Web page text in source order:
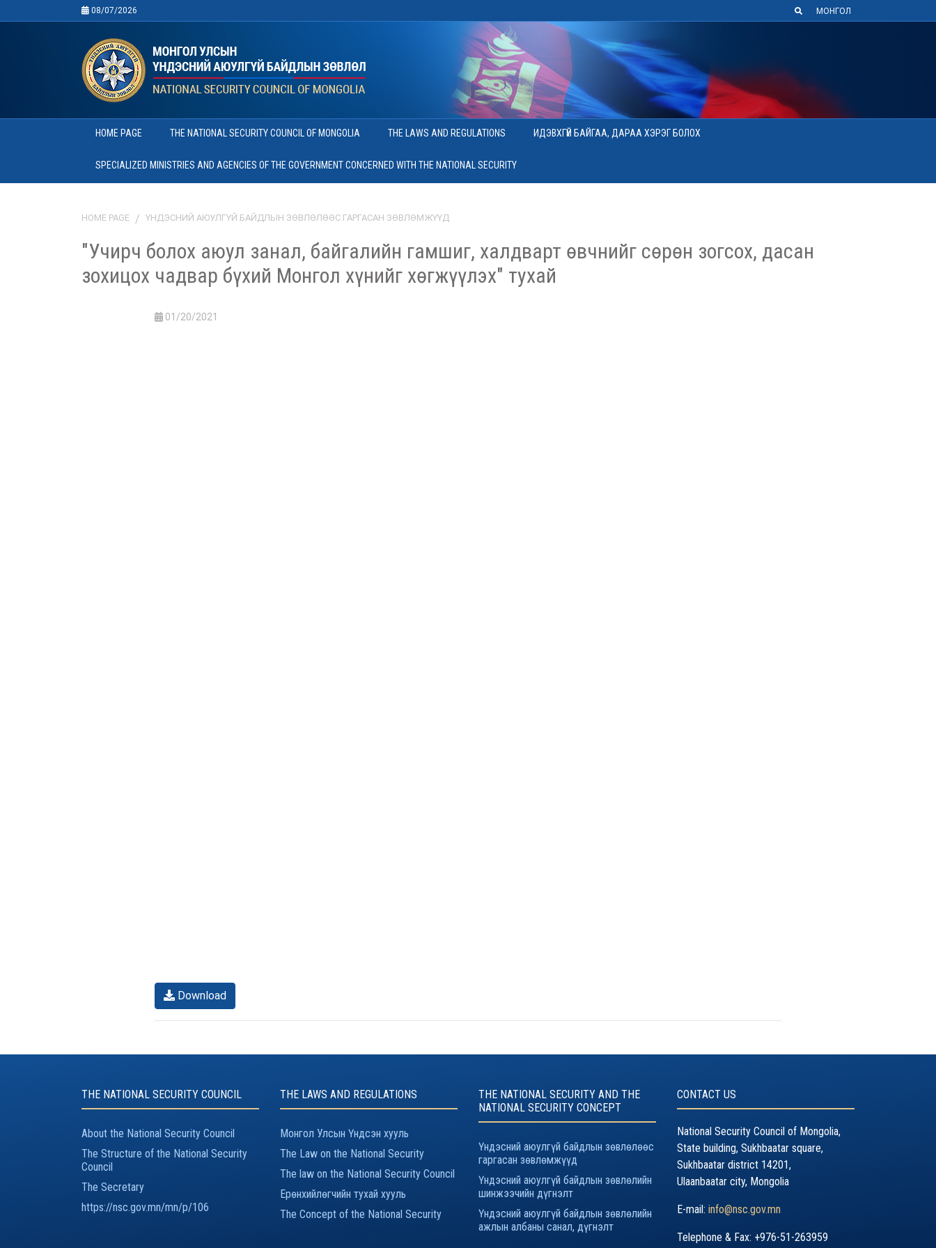
08/07/2026 МОНГОЛ
HOME PAGE THE NATIONAL SECURITY COUNCIL OF MONGOLIA THE LAWS AND REGULATIONS ИДЭВХГҮЙ БАЙГАА, ДАРАА ХЭРЭГ БОЛОХ
SPECIALIZED MINISTRIES AND AGENCIES OF THE GOVERNMENT CONCERNED WITH THE NATIONAL SECURITY
HOME PAGE ҮНДЭСНИЙ АЮУЛГҮЙ БАЙДЛЫН ЗӨВЛӨЛӨӨС ГАРГАСАН ЗӨВЛӨМЖҮҮД
"Учирч болох аюул занал, байгалийн гамшиг, халдварт өвчнийг сөрөн зогсох, дасан
зохицох чадвар бүхий Монгол хүнийг хөгжүүлэх" тухай
01/20/2021
Download
THE NATIONAL SECURITY COUNCIL
About the National Security Council
The Structure of the National Security
Council
The Secretary
https://nsc.gov.mn/mn/p/106
THE LAWS AND REGULATIONS
Монгол Улсын Үндсэн хууль
The Law on the National Security
The law on the National Security Council
Ерөнхийлөгчийн тухай хууль
The Concept of the National Security
THE NATIONAL SECURITY AND THE
NATIONAL SECURITY CONCEPT
Үндэсний аюулгүй байдлын зөвлөлөөс
гаргасан зөвлөмжүүд
Үндэсний аюулгүй байдлын зөвлөлийн
шинжээчийн дүгнэлт
Үндэсний аюулгүй байдлын зөвлөлийн
ажлын албаны санал, дүгнэлт
CONTACT US
National Security Council of Mongolia,
State building, Sukhbaatar square,
Sukhbaatar district 14201,
Ulaanbaatar city, Mongolia
E-mail: info@nsc.gov.mn
Telephone & Fax: +976-51-263959